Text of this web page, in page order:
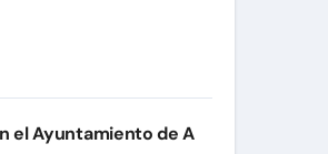
el Ayuntamiento de A